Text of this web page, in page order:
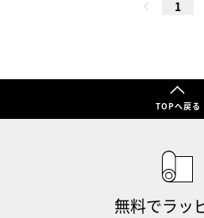
1
TOPへ戻る
無料でラッ